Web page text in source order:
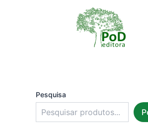
Pesquisa
u
m
c